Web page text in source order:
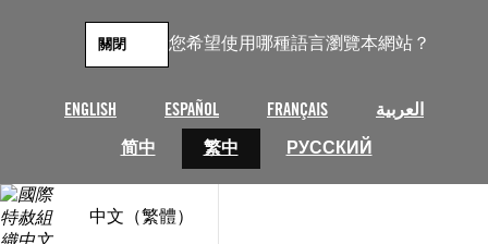
您希望使用哪種語言瀏覽本網站？
ENGLISH ESPAÑOL FRANÇAIS
العربية
简中
繁中 РУССКИЙ
關閉
中文（繁體）